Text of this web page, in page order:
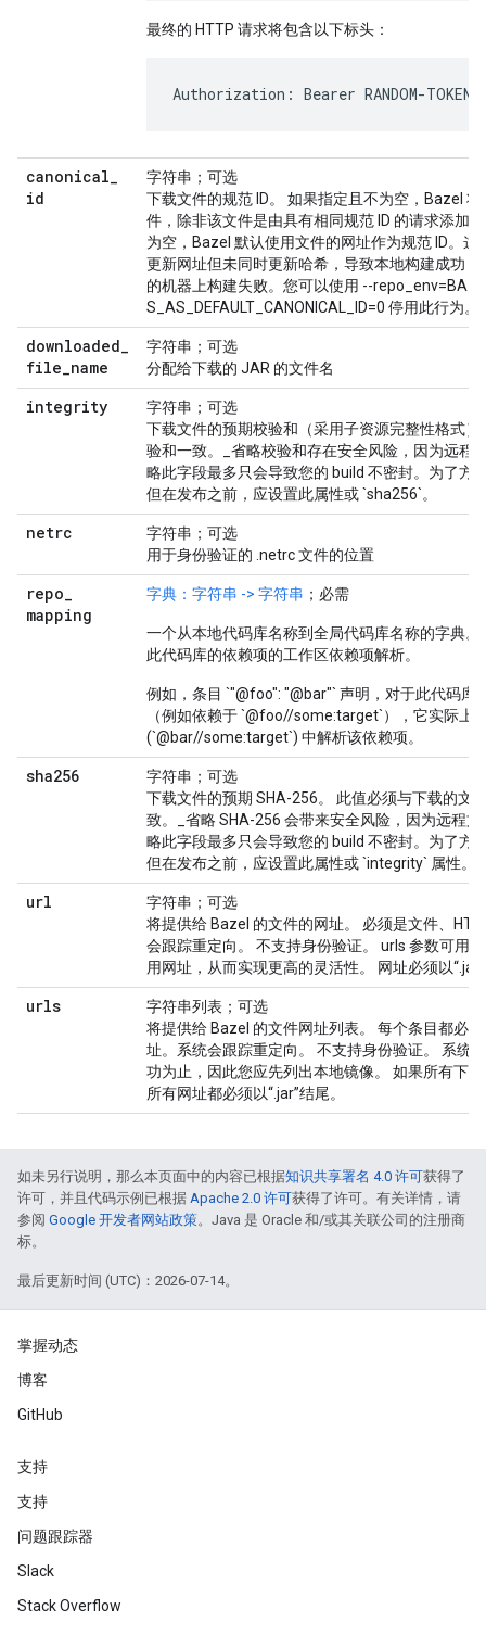
最终的 HTTP 请求将包含以下标头：
canonical_
id
字符串；可选
下载文件的规范 ID。 如果指定且不为空，Bazel
件，除非该文件是由具有相同规范 ID 的请求添加
为空，Bazel 默认使用文件的网址作为规范 ID。
更新网址但未同时更新哈希，导致本地构建成功
的机器上构建失败。您可以使用 --
S_AS_DEFAULT_CANONICAL_ID=0 停用此行为。
downloaded_
file_name
字符串；可选
分配给下载的 JAR 的文件名
integrity
字符串；可选
下载文件的预期校验和（采用子资源完整性格式
验和一致。_省略校验和存在安全风险，因为远程
略此字段最多只会导致您的 build 不密封。为了方
但在发布之前，应设置此属性或 `sha256`。
netrc
字符串；可选
用于身份验证的 .netrc 文件的位置
repo_
mapping
字典：字符串 -> 字符串 ；必需
一个从本地代码库名称到全局代码库名称的字典
此代码库的依赖项的工作区依赖项解析。
例如，条目 `"@foo": "@bar"` 声明，对于此代码库
（例如依赖于 `@foo//some:target`），它实际上
(`@bar//some:target`) 中解析该依赖项。
sha256
字符串；可选
下载文件的预期 SHA-256。 此值必须与下载的文
致。_省略 SHA-256 会带来安全风险，因为远程
略此字段最多只会导致您的 build 不密封。为了方
但在发布之前，应设置此属性或 `integrity` 属性。
url
字符串；可选
将提供给 Bazel 的文件的网址。 必须是文件、
会跟踪重定向。 不支持身份验证。 urls 参数可用
用网址，从而实现更高的灵活性。 网址必须以
urls
字符串列表；可选
将提供给 Bazel 的文件网址列表。 每个条目都必
址。系统会跟踪重定向。 不支持身份验证。 系统
功为止，因此您应先列出本地镜像。 如果所有下
所有网址都必须以“.jar”结尾。
如未另行说明，那么本页面中的内容已根据知识共享署名 4.0 许可获得了
许可，并且代码示例已根据 Apache 2.0 许可获得了许可。有关详情，请
参阅 Google 开发者网站政策。Java 是 Oracle 和/或其关联公司的注册商
标。
最后更新时间 (UTC)：2026-07-14。
掌握动态
博客
GitHub
支持
支持
问题跟踪器
Slack
Stack Overflow